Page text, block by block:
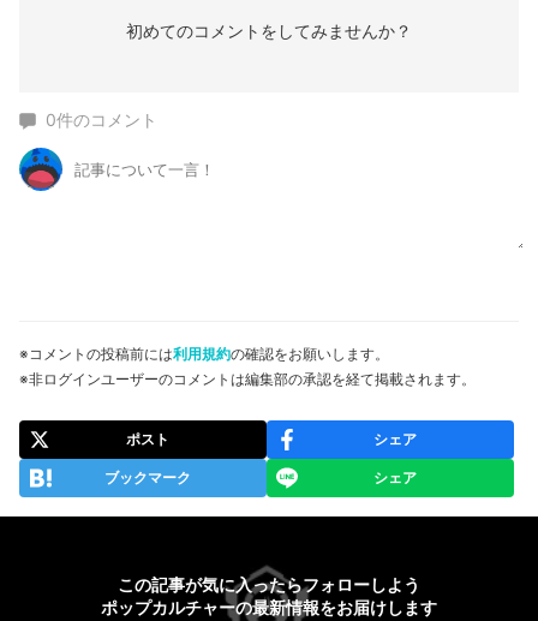
初めてのコメントをしてみませんか？
0件のコメント
※コメントの投稿前には利用規約の確認をお願いします。
※非ログインユーザーのコメントは編集部の承認を経て掲載されます。
ポスト シェア
ブックマーク シェア
この記事が気に入ったらフォローしよう
ポップカルチャーの最新情報をお届けします